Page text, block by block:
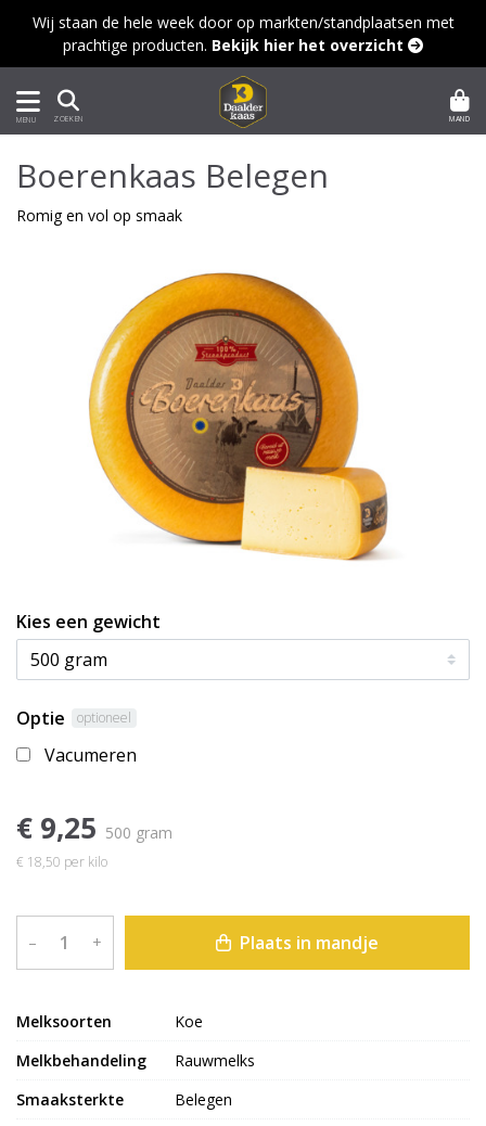
Wij staan de hele week door op markten/standplaatsen met
prachtige producten. Bekijk hier het overzicht 
MENU ZOEKEN MAND
Boerenkaas Belegen
Romig en vol op smaak
Kies een gewicht
Optie optioneel
Vacumeren
€ 9,25 500 gram
€ 18,50 per kilo
– + Plaats in mandje
Melksoorten
Koe
Melkbehandeling
Rauwmelks
Smaaksterkte
Belegen